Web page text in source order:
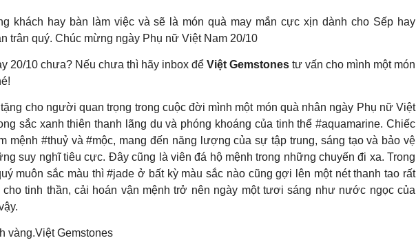
khách hay bàn làm việc và sẽ là món quà may mắn cực xịn dành cho Sếp hay
trân quý. Chúc mừng ngày Phụ nữ Việt Nam 20/10
20/10 chưa? Nếu chưa thì hãy inbox để Việt Gemstones tư vấn cho mình một món
cho người quan trọng trong cuộc đời mình một món quà nhân ngày Phụ nữ Việt
sắc xanh thiên thanh lãng du và phóng khoáng của tinh thể #aquamarine. Chiếc
mệnh #thuỷ và #mộc, mang đến năng lượng của sự tập trung, sáng tạo và bảo vệ
suy nghĩ tiêu cực. Đây cũng là viên đá hộ mệnh trong những chuyến đi xa. Trong
muôn sắc màu thì #jade ở bất kỳ màu sắc nào cũng gợi lên một nét thanh tao rất
tinh thần, cải hoán vận mệnh trở nên ngày một tươi sáng như nước ngọc của
vàng.Việt Gemstones